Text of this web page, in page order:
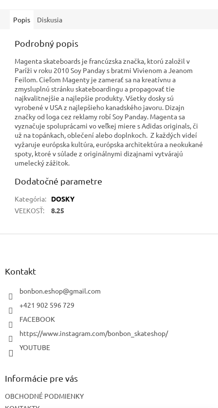
Popis Diskusia
Podrobný popis
Magenta skateboards je francúzska značka, ktorú založil v
Paríži v roku 2010 Soy Panday s bratmi Vivienom a Jeanom
Feilom. Cieľom Magenty je zamerať sa na kreatívnu a
zmysluplnú stránku skateboardingu a propagovať tie
najkvalitnejšie a najlepšie produkty. Všetky dosky sú
vyrobené v USA z najlepšieho kanadského javoru. Dizajn
značky od loga cez reklamy robí Soy Panday. Magenta sa
vyznačuje spoluprácami vo veľkej miere s Adidas originals, či
už na topánkach, oblečení alebo doplnkoch. Z každých videí
vyžaruje európska kultúra, európska architektúra a neokukané
spoty, ktoré v súlade z originálnymi dizajnami vytvárajú
umelecký zážitok.
Dodatočné parametre
Kategória:
DOSKY
VEĽKOSŤ: 8.25
Z
Kontakt
bonbon.eshop@gmail.com
+421 902 596 729
FACEBOOK
https://www.instagram.com/bonbon_skateshop/
YOUTUBE
Informácie pre vás
OBCHODNÉ PODMIENKY